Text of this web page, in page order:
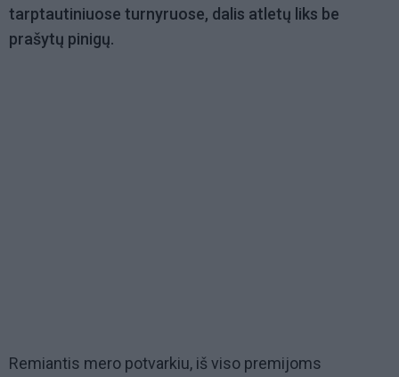
tarptautiniuose turnyruose, dalis atletų liks be
prašytų pinigų.
Remiantis mero potvarkiu, iš viso premijoms